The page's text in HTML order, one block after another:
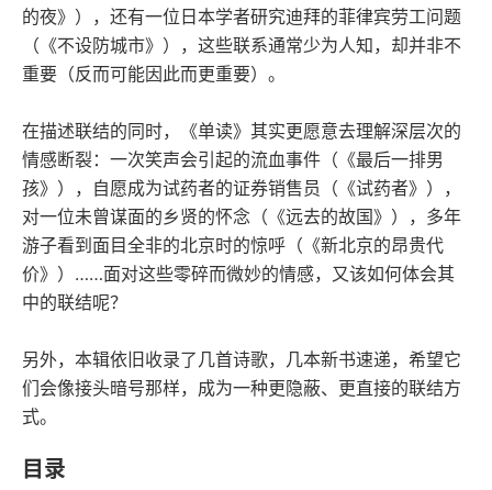
的夜》），还有一位日本学者研究迪拜的菲律宾劳工问题
（《不设防城市》），这些联系通常少为人知，却并非不
重要（反而可能因此而更重要）。
在描述联结的同时，《单读》其实更愿意去理解深层次的
情感断裂：一次笑声会引起的流血事件（《最后一排男
孩》），自愿成为试药者的证券销售员（《试药者》），
对一位未曾谋面的乡贤的怀念（《远去的故国》），多年
游子看到面目全非的北京时的惊呼（《新北京的昂贵代
价》）……面对这些零碎而微妙的情感，又该如何体会其
中的联结呢？
另外，本辑依旧收录了几首诗歌，几本新书速递，希望它
们会像接头暗号那样，成为一种更隐蔽、更直接的联结方
式。
目录